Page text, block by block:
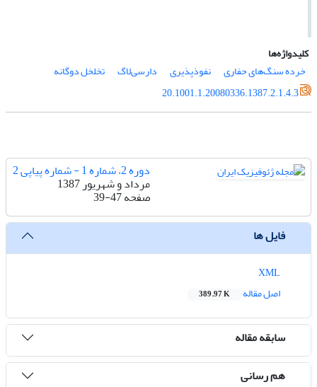
کلیدواژه‌ها
خرده سنگ‌های حفاری
نفوذپذیری دارسی‌لاگ
تخلخل دوگانه
20.1001.1.20080336.1387.2.1.4.3
دوره 2، شماره 1 - شماره پیاپی 2
مرداد و شهریور 1387
صفحه39-47
فایل ها
اصل مقاله
389.97 K
سابقه مقاله
هم رسانی